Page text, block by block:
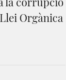
Orgànica